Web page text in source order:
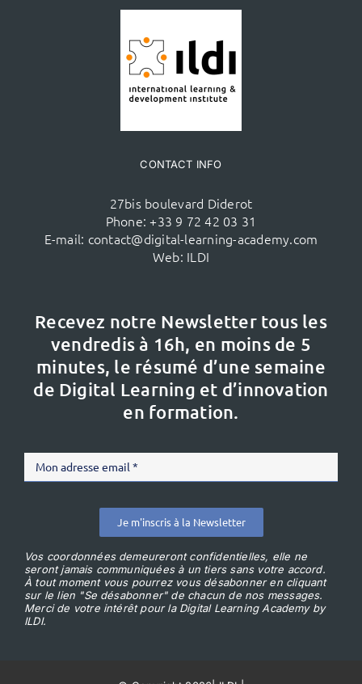
CONTACT INFO
27bis boulevard Diderot
Phone: +33 9 72 42 03 31
E-mail: contact@digital-learning-academy.com
Web: ILDI
Recevez notre Newsletter tous les
vendredis à 16h, en moins de 5
minutes, le résumé d’une semaine
de Digital Learning et d’innovation
en formation.
Je m'inscris à la Newsletter
Vos coordonnées demeureront confidentielles, elle ne
seront jamais communiquées à un tiers sans votre accord.
À tout moment vous pourrez vous désabonner en cliquant
sur le lien "Se désabonner" de chacun de nos messages.
Merci de votre intérêt pour la Digital Learning Academy by
ILDI.